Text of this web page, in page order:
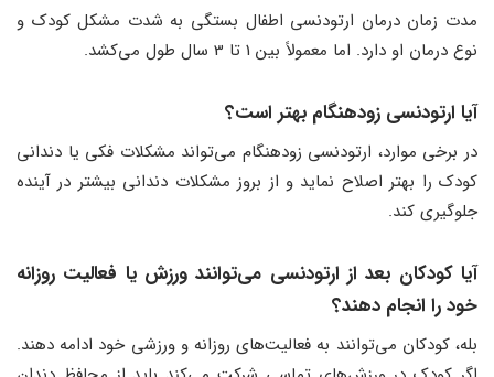
مدت زمان درمان ارتودنسی اطفال بستگی به شدت مشکل کودک و
نوع درمان او دارد. اما معمولاً بین 1 تا 3 سال طول می‌کشد.
آیا ارتودنسی زودهنگام بهتر است؟
در برخی موارد، ارتودنسی زودهنگام می‌تواند مشکلات فکی یا دندانی
کودک را بهتر اصلاح نماید و از بروز مشکلات دندانی بیشتر در آینده
جلوگیری کند.
آیا کودکان بعد از ارتودنسی می‌توانند ورزش یا فعالیت روزانه
خود را انجام دهند؟
بله، کودکان می‌توانند به فعالیت‌های روزانه و ورزشی خود ادامه دهند.